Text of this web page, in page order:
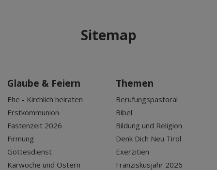
Sitemap
Glaube & Feiern
Ehe - Kirchlich heiraten
Erstkommunion
Fastenzeit 2026
Firmung
Gottesdienst
Karwoche und Ostern
Themen
Berufungspastoral
Bibel
Bildung und Religion
Denk Dich Neu Tirol
Exerzitien
Franziskusjahr 2026